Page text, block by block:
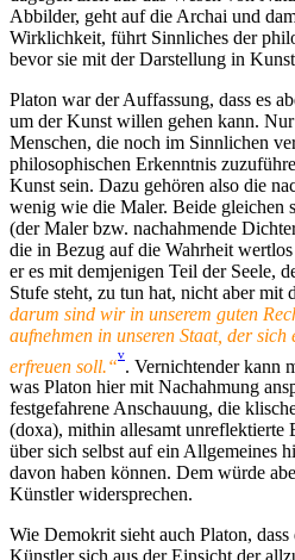
Abbilder, geht auf die Archai und
Wirklichkeit, führt Sinnliches der
bevor sie mit der Darstellung in
Platon war der Auffassung, dass es
um der Kunst willen gehen kann.
Menschen, die noch im Sinnlichen
philosophischen Erkenntnis
Kunst sein. Dazu gehören also die
wenig wie die Maler. Beide gleichen
(der Maler bzw. nachahmende
die in Bezug auf die Wahrheit
er es mit demjenigen Teil der Seele,
Stufe steht, zu tun hat, nicht aber mit
darum sind wir in unserem guten
aufnehmen in unseren Staat, der sich
erfreuen soll.“
v
. Vernichtender kann
was Platon hier mit Nachahmung
festgefahrene Anschauung, die
(doxa), mithin allesamt unreflektierte
über sich selbst auf ein Allgemeines
davon haben können. Dem würde
Künstler widersprechen.
Wie Demokrit sieht auch Platon,